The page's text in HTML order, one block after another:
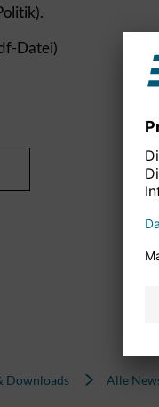
Datei)
Downloads Alle